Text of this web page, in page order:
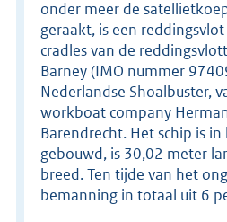
onder meer de
geraakt, is een
cradles van de
Barney (IMO nummer
Nederlandse Shoalbuster,
workboat company Herman
Barendrecht. Het schip is
gebouwd, is 30,02 meter
breed. Ten tijde van het
bemanning in totaal uit 6